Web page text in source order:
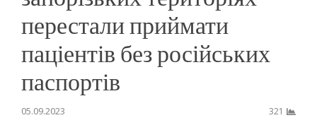
перестали приймати
паціентів без російських
паспортів
05.09.2023 321